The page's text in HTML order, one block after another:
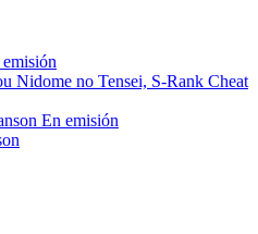
Nidome no Tensei, S-Rank Cheat
En emisión